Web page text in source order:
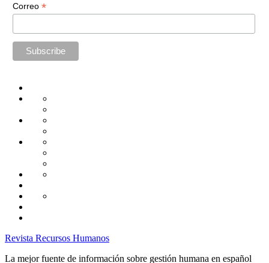
Correo *
Administración
Capacitación
Desarrollo
Gestión
Laborales
Selección
Revista Recursos Humanos
La mejor fuente de información sobre gestión humana en español